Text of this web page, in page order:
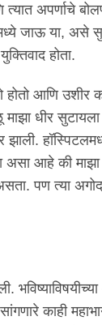
त्यात अपर्णाचे
जाऊ या, असे
होता.
होतो आणि
धीर
असा आहे की
पण त्या
काही